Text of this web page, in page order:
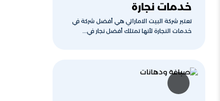
خدمات نجارة
تعتبر شركة البيت الاماراتي هي أفضل شركة في
خدمات النجارة لأنها تمتلك أفضل نجار في...